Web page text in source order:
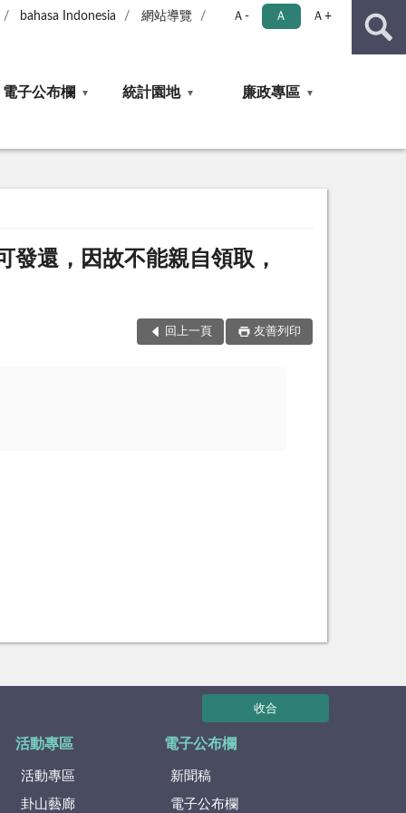
bahasa Indonesia 網站導覽 Ａ- Ａ Ａ+
電子公布欄 統計園地 廉政專區
還，因故不能親自領取，
回上一頁 友善列印
收合
活動專區
活動專區
卦山藝廊
電子公布欄
新聞稿
電子公布欄